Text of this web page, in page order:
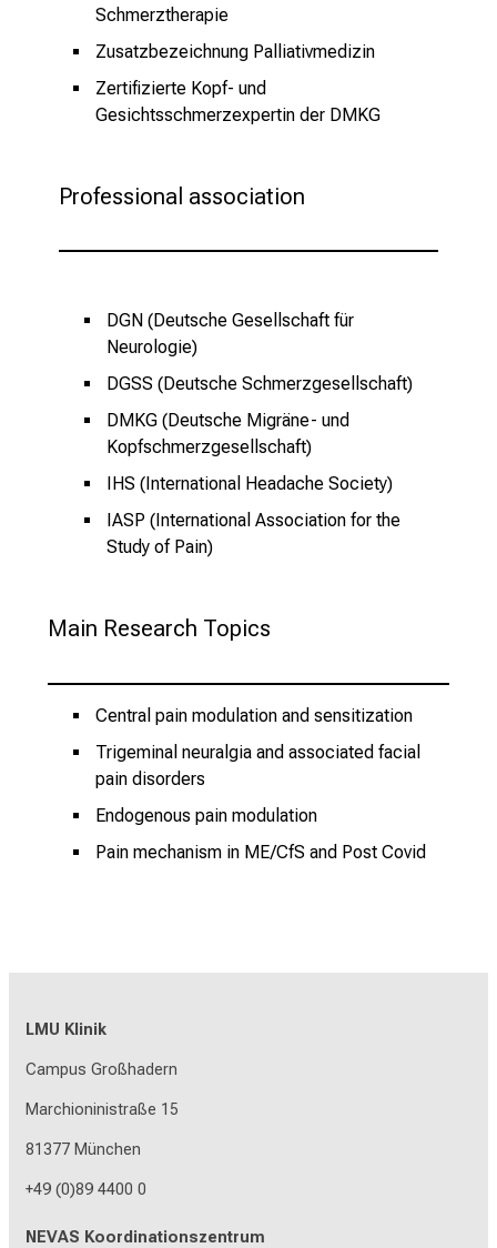
Schmerztherapie
Zusatzbezeichnung Palliativmedizin
Zertifizierte Kopf- und
Gesichtsschmerzexpertin der DMKG
Professional association
DGN (Deutsche Gesellschaft für
Neurologie)
DGSS (Deutsche Schmerzgesellschaft)
DMKG (Deutsche Migräne- und
Kopfschmerzgesellschaft)
IHS (International Headache Society)
IASP (International Association for the
Study of Pain)
Main Research Topics
Central pain modulation and sensitization
Trigeminal neuralgia and associated facial
pain disorders
Endogenous pain modulation
Pain mechanism in ME/CfS and Post Covid
LMU Klinik
Campus Großhadern
Marchioninistraße 15
81377 München
+49 (0)89 4400 0
NEVAS Koordinationszentrum